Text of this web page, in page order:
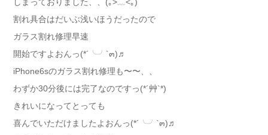
割れ具合はだいぶ浅いほうだったので
ガラス割れ修理早速
開始ですよおんっ(*´╰╯`๓)♬
iPhone6sのガラス割れ修理も〜〜、、
わずか30分後には完了なのですっ(*´艸`*)
きれいになってとっても
喜んでいただけましたよおんっ(*´╰╯`๓)♬